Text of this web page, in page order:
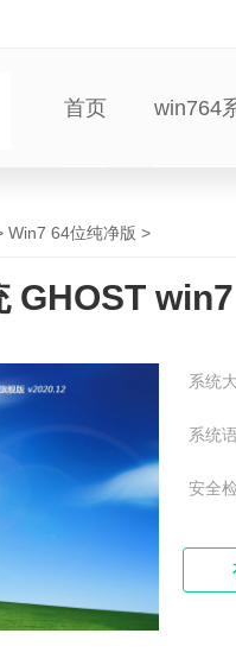
首页 win764
Win7 64位纯净版 >
GHOST
系统
系统
安全